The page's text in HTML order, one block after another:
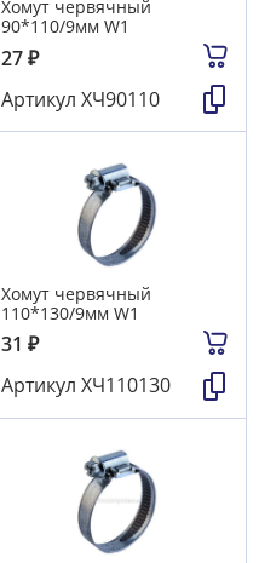
Хомут червячный
90*110/9мм W1
27₽
Артикул ХЧ90110
Хомут червячный
110*130/9мм W1
31 ₽
Артикул ХЧ110130